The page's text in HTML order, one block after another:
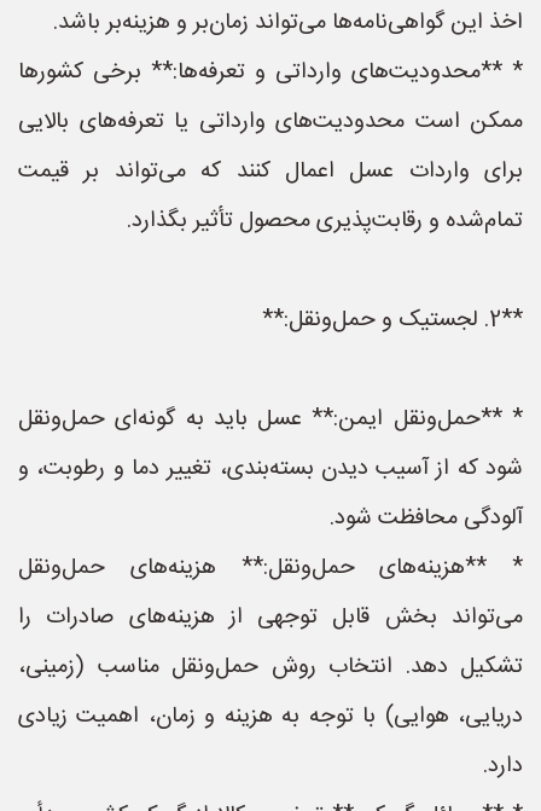
اخذ این گواهی‌نامه‌ها می‌تواند زمان‌بر و هزینه‌بر باشد.
* **محدودیت‌های وارداتی و تعرفه‌ها:** برخی کشورها
ممکن است محدودیت‌های وارداتی یا تعرفه‌های بالایی
برای واردات عسل اعمال کنند که می‌تواند بر قیمت
تمام‌شده و رقابت‌پذیری محصول تأثیر بگذارد.
**2. لجستیک و حمل‌ونقل:**
* **حمل‌ونقل ایمن:** عسل باید به گونه‌ای حمل‌ونقل
شود که از آسیب دیدن بسته‌بندی، تغییر دما و رطوبت، و
آلودگی محافظت شود.
* **هزینه‌های حمل‌ونقل:** هزینه‌های حمل‌ونقل
می‌تواند بخش قابل توجهی از هزینه‌های صادرات را
تشکیل دهد. انتخاب روش حمل‌ونقل مناسب (زمینی،
دریایی، هوایی) با توجه به هزینه و زمان، اهمیت زیادی
دارد.